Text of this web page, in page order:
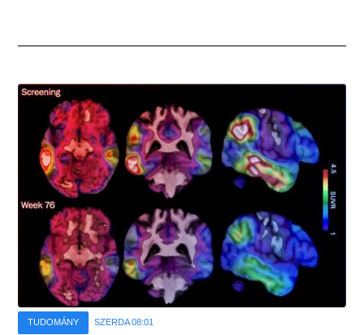
TUDOMÁNY SZERDA 08:01